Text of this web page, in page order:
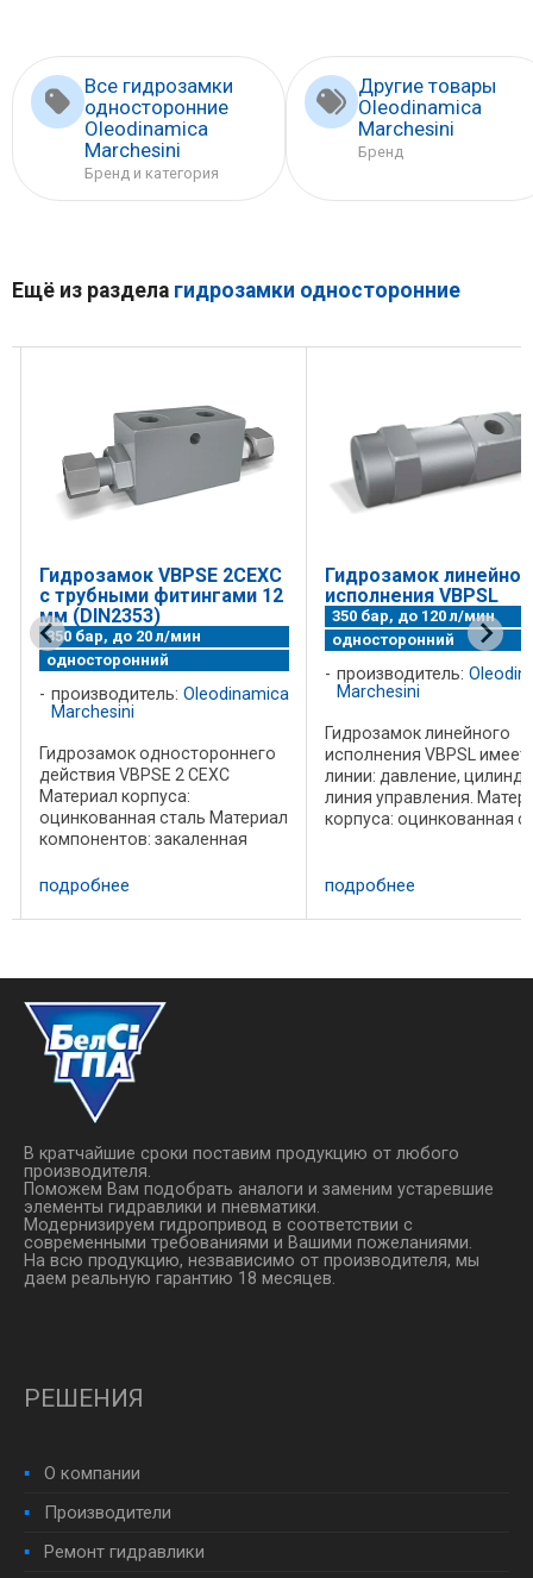
Все гидрозамки
односторонние
Oleodinamica
Marchesini
Бренд и категория
Другие товары
Oleodinamica
Marchesini
Бренд
Ещё из раздела гидрозамки односторонние
Гидрозамок VBPSE 2CEXC
с трубными фитингами 12
мм (DIN2353)
350 бар, до 20 л/мин
односторонний
производитель: Oleodinamica
Marchesini
Гидрозамок одностороннего
действия VBPSE 2 CEXC
Материал корпуса:
оцинкованная сталь Материал
компонентов: закаленная
(стандартно) Тип
утечек Подключение :
подробнее
Гидрозамок
исполнения VBPSL
350 бар, до 120 л/мин
односторонний
производитель:
Marchesini
Гидрозамок линейного
исполнения VBPSL имеет
линии: давление,
линия управления.
корпуса: оцинкованная
BUNA N (стандартно) Тип
утечек По заказу: ...
подробнее
В кратчайшие сроки поставим продукцию от любого
производителя.
Поможем Вам подобрать аналоги и заменим устаревшие
элементы гидравлики и пневматики.
Модернизируем гидропривод в соответствии с
современными требованиями и Вашими пожеланиями.
На всю продукцию, незвависимо от производителя, мы
даем реальную гарантию 18 месяцев.
РЕШЕНИЯ
О компании
Производители
Ремонт гидравлики